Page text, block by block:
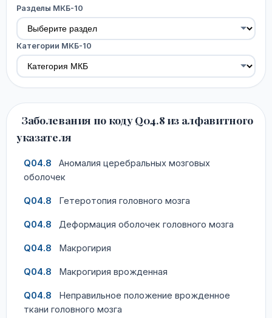
Разделы МКБ-10
Категории МКБ-10
Заболевания по коду Q04.8 из алфавитного
указателя
Q04.8
Аномалия церебральных мозговых
оболочек
Q04.8 Гетеротопия головного мозга
Q04.8 Деформация оболочек головного мозга
Q04.8 Макрогирия
Q04.8 Макрогирия врожденная
Q04.8
Неправильное положение врожденное
ткани головного мозга